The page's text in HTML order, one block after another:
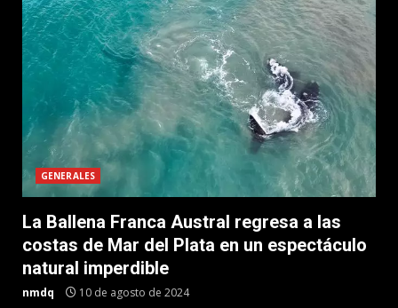
GENERALES
La Ballena Franca Austral regresa a las
costas de Mar del Plata en un espectáculo
natural imperdible
nmdq 10 de agosto de 2024